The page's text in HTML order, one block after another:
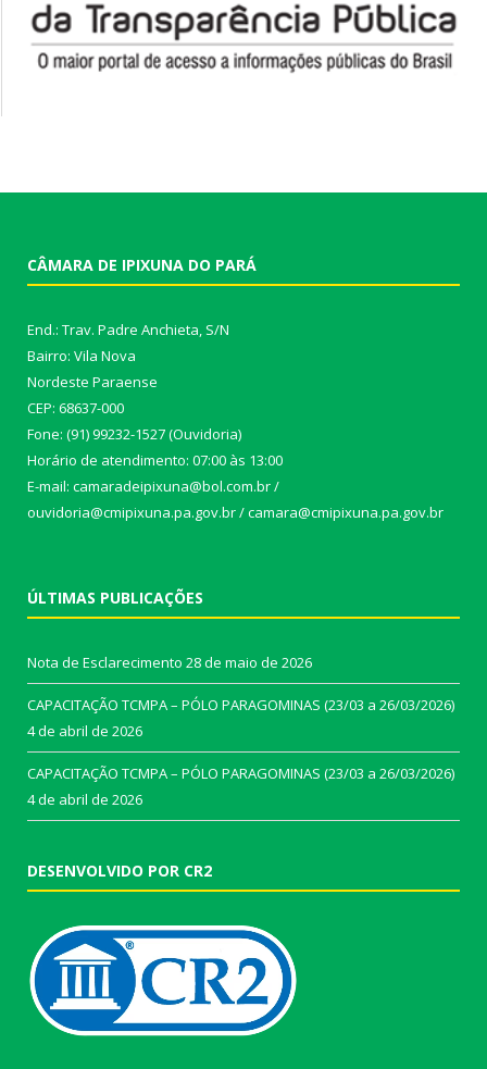
CÂMARA DE IPIXUNA DO PARÁ
End.: Trav. Padre Anchieta, S/N
Bairro: Vila Nova
Nordeste Paraense
CEP: 68637-000
Fone: (91) 99232-1527 (Ouvidoria)
Horário de atendimento: 07:00 às 13:00
E-mail: camaradeipixuna@bol.com.br /
ouvidoria@cmipixuna.pa.gov.br / camara@cmipixuna.pa.gov.br
ÚLTIMAS PUBLICAÇÕES
Nota de Esclarecimento 28 de maio de 2026
CAPACITAÇÃO TCMPA – PÓLO PARAGOMINAS (23/03 a 26/03/2026)
4 de abril de 2026
CAPACITAÇÃO TCMPA – PÓLO PARAGOMINAS (23/03 a 26/03/2026)
4 de abril de 2026
DESENVOLVIDO POR CR2